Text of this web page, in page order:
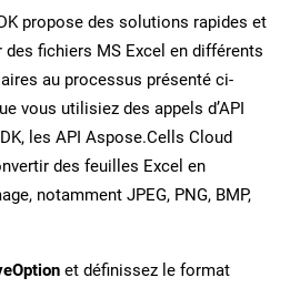
propose des solutions rapides et
fichiers MS Excel en différents
au processus présenté ci-
vous utilisiez des appels d’API
les API Aspose.Cells Cloud
des feuilles Excel en
notamment JPEG, PNG, BMP,
et définissez le format